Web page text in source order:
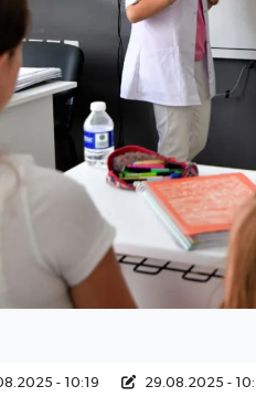
- 10:19 29.08.2025 -